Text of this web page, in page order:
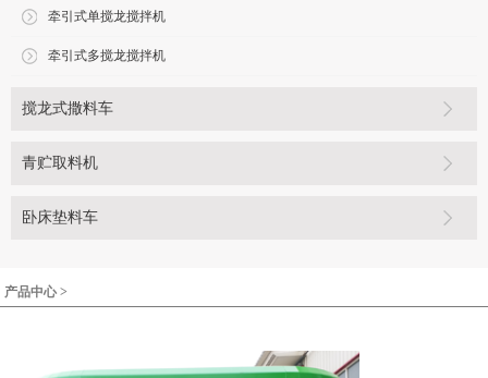
牵引式单搅龙搅拌机
牵引式多搅龙搅拌机
搅龙式撒料车
青贮取料机
卧床垫料车
产品中心 >